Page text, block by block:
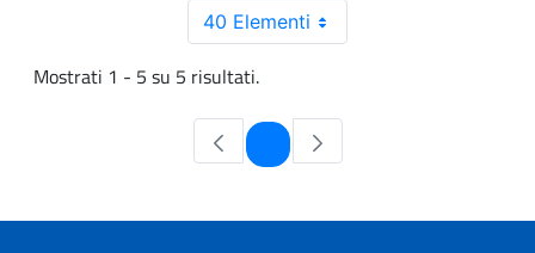
40 Elementi
Mostrati 1 - 5 su 5 risultati.
Pagina